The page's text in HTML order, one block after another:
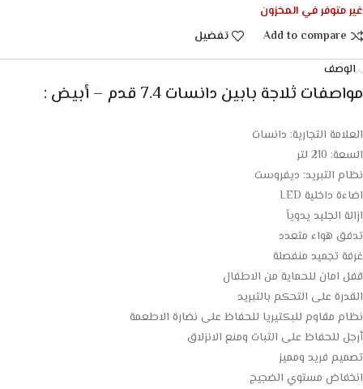
غير متوفر في المخزون
Add to compare
تفضيل
الوصف
مواصفات ثلاجة بابين دانسات 7.4 قدم – أبيض :
العلامة التجارية: دانسات
السعة: 210 لتر
نظام التبريد: ديفروست
اضاءة داخلية LED
ازالة الجليد يدوياً
تدفق هواء متعدد
غرفة تجميد منفصلة
قفل امان للحماية من الاطفال
القدرة على التحكم بالتبريد
نظام مقاوم للبكتيريا للحفاظ على نضارة الاطعمة
أرجل للحفاظ على الثبات ومنع الانزلاق
تصميم فريد ومميز
انخفاض مستوي الضجيج